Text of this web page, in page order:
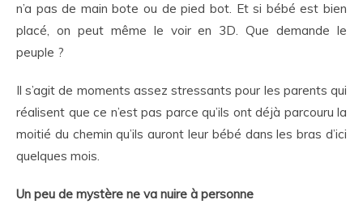
n’a pas de main bote ou de pied bot. Et si bébé est bien
placé, on peut même le voir en 3D. Que demande le
peuple ?
Il s’agit de moments assez stressants pour les parents qui
réalisent que ce n’est pas parce qu’ils ont déjà parcouru la
moitié du chemin qu’ils auront leur bébé dans les bras d’ici
quelques mois.
Un peu de mystère ne va nuire à personne